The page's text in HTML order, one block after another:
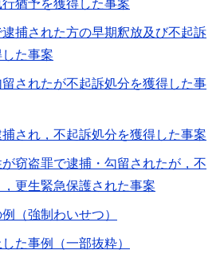
猶予を獲得した事案
捕された方の早期釈放及び不起訴
た事案
されたが不起訴処分を獲得した事
され，不起訴処分を獲得した事案
が窃盗罪で逮捕・勾留されたが，不
更生緊急保護された事案
（強制わいせつ）
た事例（一部抜粋）